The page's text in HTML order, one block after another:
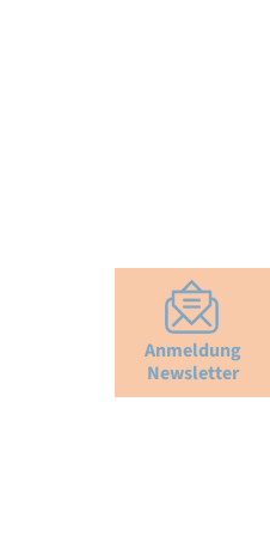
Anmeldung
Newsletter